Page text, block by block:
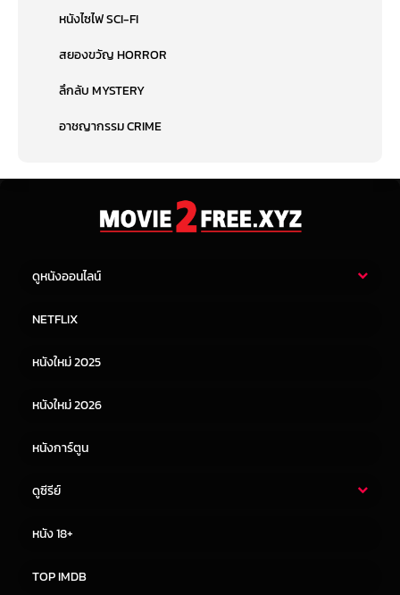
หนังไซไฟ SCI-FI
สยองขวัญ HORROR
ลึกลับ MYSTERY
อาชญากรรม CRIME
ดูหนังออนไลน์
หนังจีน
NETFLIX
หนังใหม่ 2025
หนังใหม่ 2026
หนังการ์ตูน
ดูซีรีย์
หนัง 18+
TOP IMDB